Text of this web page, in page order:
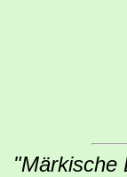
"Märkische